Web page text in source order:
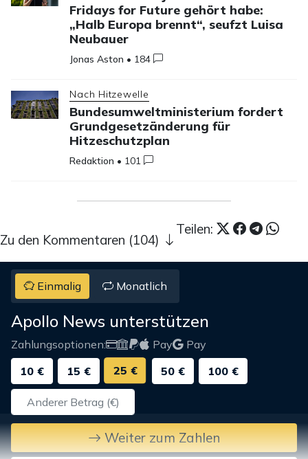
Fridays for Future gehört habe:
„Halb Europa brennt“, seufzt Luisa
Neubauer
Jonas Aston • 184
Nach Hitzewelle
Bundesumweltministerium fordert
Grundgesetzänderung für
Hitzeschutzplan
Redaktion • 101
Teilen:
Zu den Kommentaren (104)
Einmalig Monatlich
Apollo News unterstützen
Zahlungsoptionen: Pay
Pay
10 €
15 € 25 € 50 € 100 €
Weiter zum Zahlen